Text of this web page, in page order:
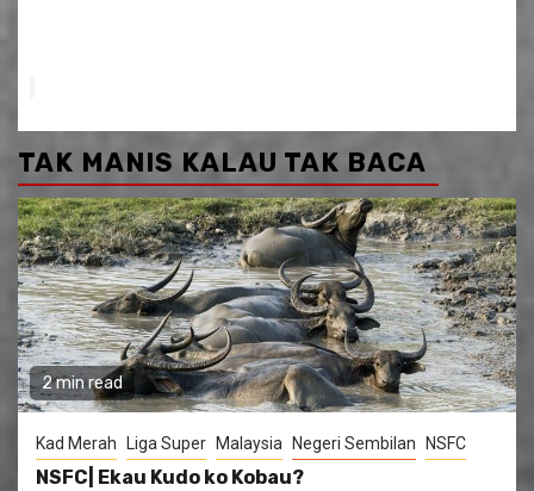
TAK MANIS KALAU TAK BACA
2 min read
Kad Merah Liga Super Malaysia Negeri Sembilan NSFC
NSFC| Ekau Kudo ko Kobau?